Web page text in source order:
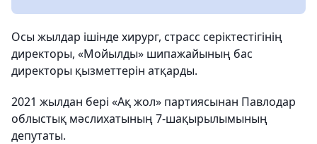
Осы жылдар ішінде хирург, страсс серіктестігінің
директоры, «Мойылды» шипажайының бас
директоры қызметтерін атқарды.
2021 жылдан бері «Ақ жол» партиясынан Павлодар
облыстық мәслихатының 7-шақырылымының
депутаты.